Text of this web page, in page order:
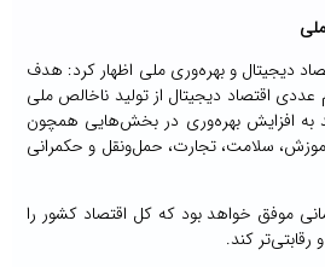
دیجیتال و بهره‌وری ملی اظهار کرد: هدف
عددی اقتصاد دیجیتال از تولید ناخالص ملی
به افزایش بهره‌وری در بخش‌هایی همچون
سلامت، تجارت، حمل‌ونقل و حکمرانی
موفق خواهد بود که کل اقتصاد کشور را
کند.